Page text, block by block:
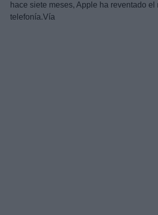
hace siete meses, Apple ha reventado el
telefonía.Vía